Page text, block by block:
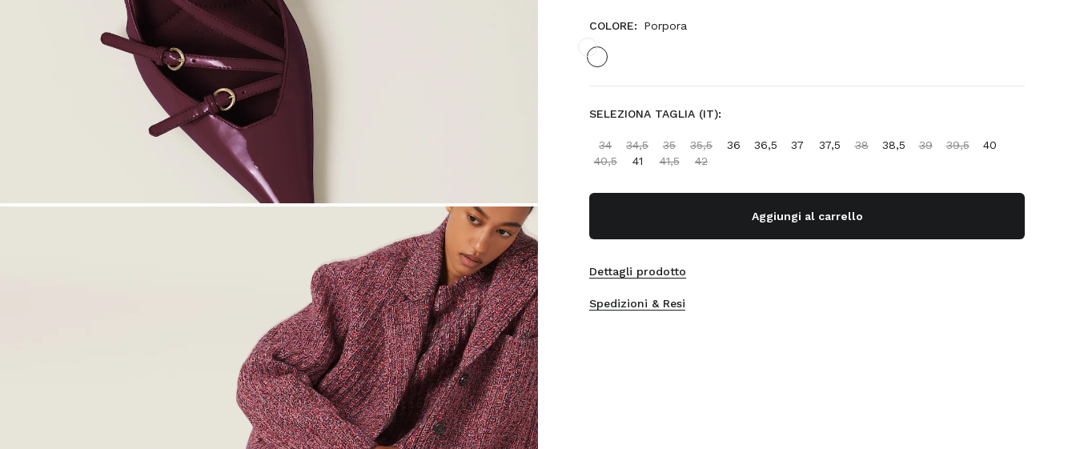
COLORE: Porpora
SELEZIONA TAGLIA (IT):
34 34,5 35 35,5 36 36,5 37 37,5 38 38,5 39 39,5
40
40,5
41 41,5 42
Aggiungi al carrello
Dettagli prodotto
Spedizioni & Resi